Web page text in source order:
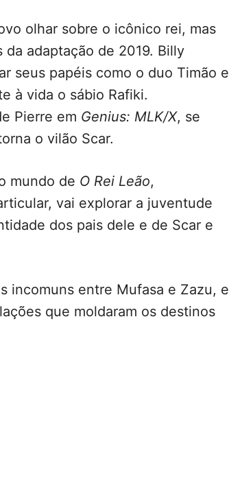
olhar sobre o icônico rei, mas
adaptação de 2019. Billy
seus papéis como o duo Timão e
à vida o sábio Rafiki.
Pierre em Genius: MLK/X, se
o vilão Scar.
mundo de O Rei Leão,
vai explorar a juventude
dos pais dele e de Scar e
incomuns entre Mufasa e Zazu, e
que moldaram os destinos